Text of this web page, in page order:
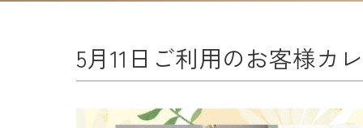
5月11日ご利用のお客様カ